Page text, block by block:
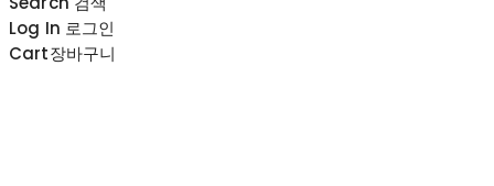
Log In 로그인
Cart장바구니